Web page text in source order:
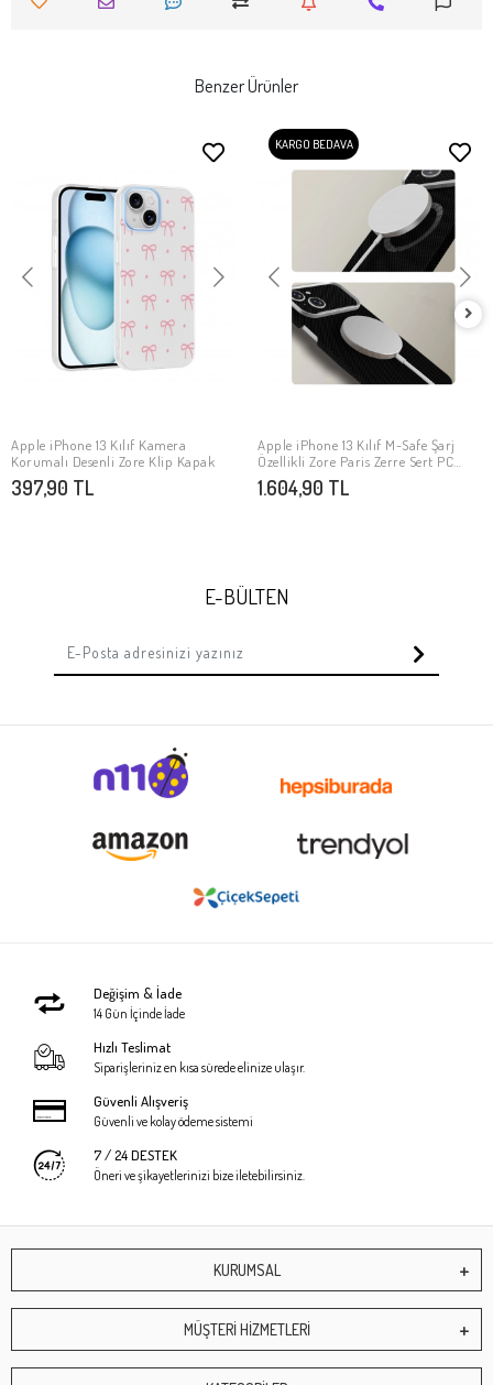
Benzer Ürünler
SEPETE EKLE
Apple iPhone 13 Kılıf Kamera
Korumalı Desenli Zore Klip Kapak
397,90 TL
KARGO BEDAVA
SEPETE EKLE
Apple iPhone 13 Kılıf M-Safe Şarj
Özellikli Zore Paris Zerre Sert PC
Kapak
1.604,90 TL
E-BÜLTEN
Değişim & İade
14 Gün İçinde İade
Hızlı Teslimat
Siparişleriniz en kısa sürede elinize ulaşır.
Güvenli Alışveriş
Güvenli ve kolay ödeme sistemi
7 / 24 DESTEK
Öneri ve şikayetlerinizi bize iletebilirsiniz.
KURUMSAL
MÜŞTERİ HİZMETLERİ